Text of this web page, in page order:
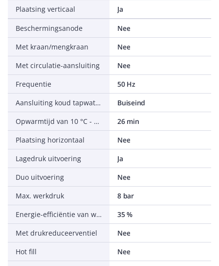
Plaatsing verticaal
Ja
Beschermingsanode
Nee
Met kraan/mengkraan
Nee
Met circulatie-aansluiting
Nee
Frequentie
50 Hz
Aansluiting koud tapwater
Buiseind
Opwarmtijd van 10 °C - 65 °C
26 min
Plaatsing horizontaal
Nee
Lagedruk uitvoering
Ja
Duo uitvoering
Nee
Max. werkdruk
8 bar
Energie-efficiëntie van waterverwarming (Nwh)
35 %
Met drukreduceerventiel
Nee
Hot fill
Nee